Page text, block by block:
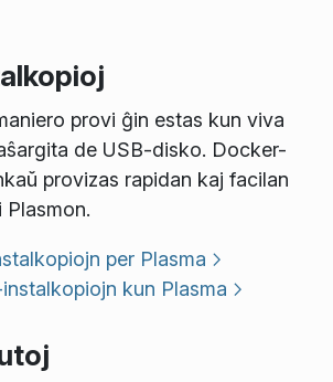
provi ĝin estas kun viva
de USB-disko. Docker-
provizas rapidan kaj facilan
Plasmon.
per Plasma
kun Plasma